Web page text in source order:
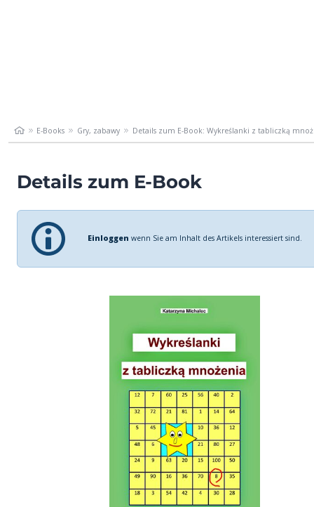
E-Books Gry, zabawy Details zum E-Book: Wykreślanki z tabliczką
Details zum E-Book
Einloggen wenn Sie am Inhalt des Artikels interessiert sind.